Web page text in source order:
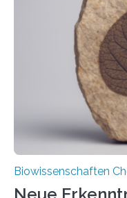
unbekannten
peroxisomalen
Saccharomyces
Funktionsfähigkeit
Studie wurde am 28.
Fachzeitschrift…
Biowissenschaften
Neue